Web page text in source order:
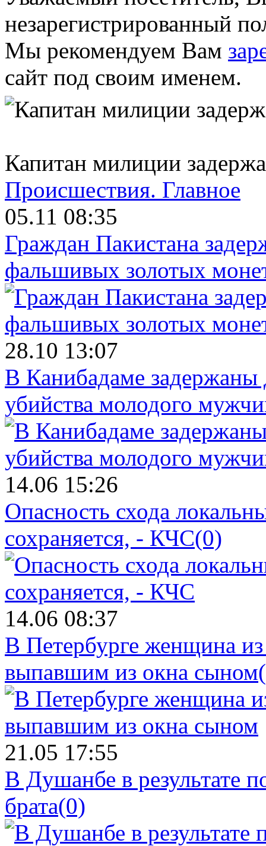
незарегистрированный
Мы рекомендуем Вам
сайт под своим именем.
Капитан милиции
Происшествия. Главное
05.11 08:35
Граждан Пакистана
фальшивых золотых
28.10 13:07
В Канибадаме задержаны
убийства молодого
14.06 15:26
Опасность схода
сохраняется, - КЧС(0)
14.06 08:37
В Петербурге женщина
выпавшим из окна сыном
21.05 17:55
В Душанбе в результате
брата(0)